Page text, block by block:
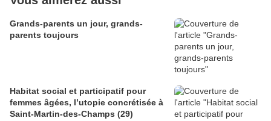
Grands-parents un jour, grands-
parents toujours
Habitat social et participatif pour
femmes âgées, l’utopie concrétisée à
Saint-Martin-des-Champs (29)